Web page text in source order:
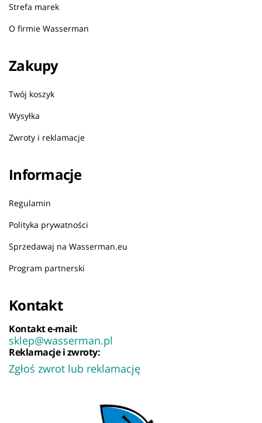
Strefa marek
O firmie Wasserman
Zakupy
Twój koszyk
Wysyłka
Zwroty i reklamacje
Informacje
Regulamin
Polityka prywatności
Sprzedawaj na Wasserman.eu
Program partnerski
Kontakt
Kontakt e-mail:
sklep@wasserman.pl
Reklamacje i zwroty:
Zgłoś zwrot lub reklamację